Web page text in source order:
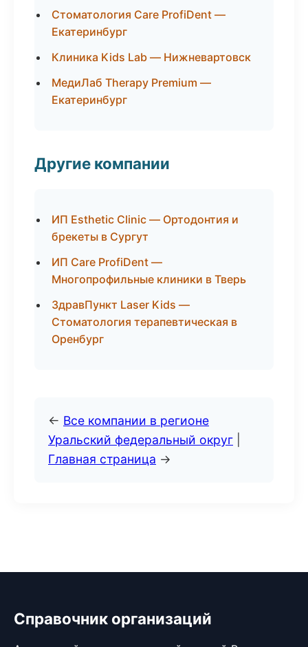
Стоматология Care ProfiDent —
Екатеринбург
Клиника Kids Lab — Нижневартовск
МедиЛаб Therapy Premium —
Екатеринбург
Другие компании
ИП Esthetic Clinic — Ортодонтия и
брекеты в Сургут
ИП Care ProfiDent —
Многопрофильные клиники в Тверь
ЗдравПункт Laser Kids —
Стоматология терапевтическая в
Оренбург
← Все компании в регионе
Уральский федеральный округ
Главная страница →
Справочник организаций